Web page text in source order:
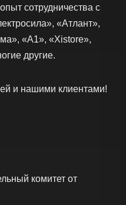
сотрудничества с
«Атлант»,
«А1», «Xistore»,
другие.
и нашими клиентами!
комитет от